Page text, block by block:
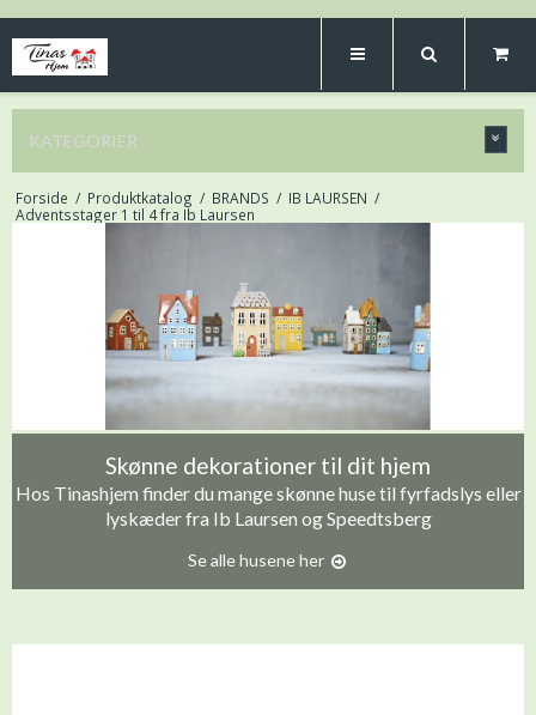
KATEGORIER
Forside / Produktkatalog / BRANDS / IB LAURSEN /
Adventsstager 1 til 4 fra Ib Laursen
Skønne dekorationer til dit hjem
Hos Tinashjem finder du mange skønne huse til fyrfadslys eller
lyskæder fra Ib Laursen og Speedtsberg
Se alle husene her